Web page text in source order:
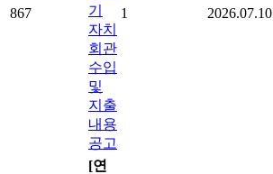
867
기
자치
회관
수입
및
지출
내용
공고
1 2026.07.10
[연